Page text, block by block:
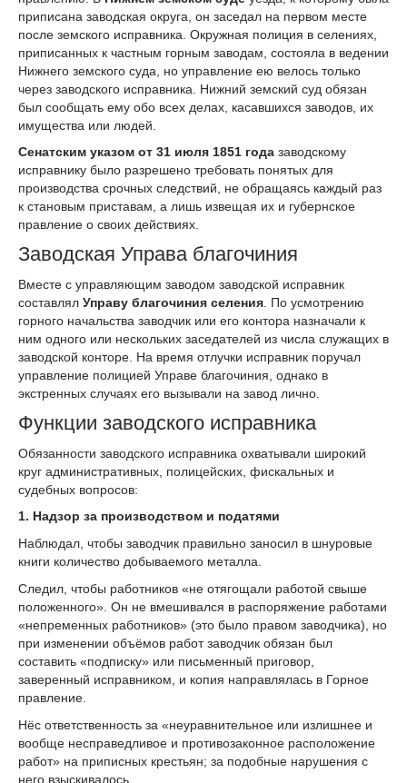
приписана заводская округа, он заседал на первом месте
после земского исправника. Окружная полиция в селениях,
приписанных к частным горным заводам, состояла в ведении
Нижнего земского суда, но управление ею велось только
через заводского исправника. Нижний земский суд обязан
был сообщать ему обо всех делах, касавшихся заводов, их
имущества или людей.
Сенатским указом от 31 июля 1851 года заводскому
исправнику было разрешено требовать понятых для
производства срочных следствий, не обращаясь каждый раз
к становым приставам, а лишь извещая их и губернское
правление о своих действиях.
Заводская Управа благочиния
Вместе с управляющим заводом заводской исправник
составлял Управу благочиния селения . По усмотрению
горного начальства заводчик или его контора назначали к
ним одного или нескольких заседателей из числа служащих в
заводской конторе. На время отлучки исправник поручал
управление полицией Управе благочиния, однако в
экстренных случаях его вызывали на завод лично.
Функции заводского исправника
Обязанности заводского исправника охватывали широкий
круг административных, полицейских, фискальных и
судебных вопросов:
1. Надзор за производством и податями
Наблюдал, чтобы заводчик правильно заносил в шнуровые
книги количество добываемого металла.
Следил, чтобы работников «не отягощали работой свыше
положенного». Он не вмешивался в распоряжение работами
«непременных работников» (это было правом заводчика), но
при изменении объёмов работ заводчик обязан был
составить «подписку» или письменный приговор,
заверенный исправником, и копия направлялась в Горное
правление.
Нёс ответственность за «неуравнительное или излишнее и
вообще несправедливое и противозаконное расположение
работ» на приписных крестьян; за подобные нарушения с
него взыскивалось.